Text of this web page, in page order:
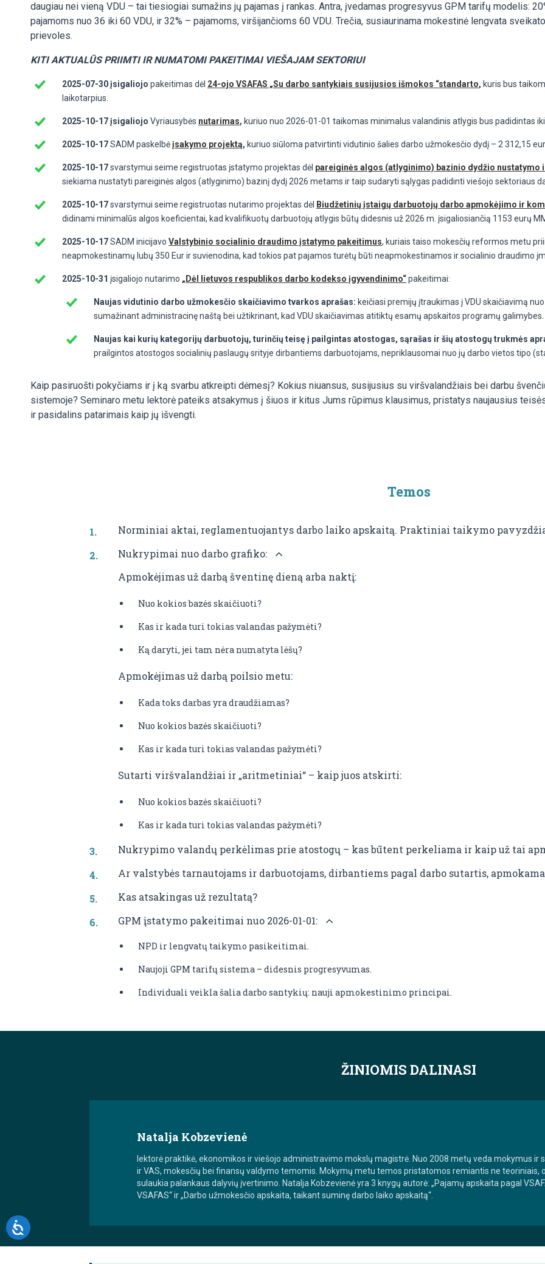
daugiau nei vieną VDU – tai tiesiogiai sumažins jų pajamas į rankas. Antra, įvedamas progresyvus GPM tarifų modelis:
pajamoms nuo 36 iki 60 VDU, ir 32% – pajamoms, viršijančioms 60 VDU. Trečia, susiaurinama mokestinė lengvata
prievoles.
KITI AKTUALŪS PRIIMTI IR NUMATOMI PAKEITIMAI VIEŠAJAM SEKTORIUI
2025-07-30 įsigaliojo pakeitimas dėl 24-ojo VSAFAS „Su darbo santykiais susijusios išmokos “standarto, kuris bus
laikotarpius.
2025-10-17įsigaliojo Vyriausybės nutarimas, kuriuo nuo 2026-01-01 taikomas minimalus valandinis atlygis bus padidintas
2025-10-17SADM paskelbėįsakymo projektą, kuriuo siūloma patvirtinti vidutinio šalies darbo užmokesčio dydį – 2 312,15
2025-10-17svarstymui seime registruotas įstatymo projektas dėl pareiginės algos (atlyginimo) bazinio dydžio
siekiama nustatyti pareiginės algos (atlyginimo) bazinį dydį 2026 metams ir taip sudaryti sąlygas padidinti viešojo sektoriaus
2025-10-17svarstymui seime registruotas nutarimo projektas dėl Biudžetinių įstaigų darbuotojų darbo apmokėjimo ir
didinami minimalūs algos koeficientai, kad kvalifikuotų darbuotojų atlygis būtų didesnis už 2026 m. įsigaliosiančią 1153 eurų
2025-10-17SADM inicijavo Valstybinio socialinio draudimo įstatymo pakeitimus, kuriais taiso mokesčių reformos metu
neapmokestinamų lubų 350 Eur ir suvienodina, kad tokios pat pajamos turėtų būti neapmokestinamos ir socialinio draudimo
2025-10-31 įsigaliojo nutarimo „Dėl lietuvos respublikos darbo kodekso įgyvendinimo“pakeitimai:
Naujas vidutinio darbo užmokesčio skaičiavimo tvarkos aprašas: keičiasi premijų įtraukimas į VDU skaičiavimą
sumažinant administracinę naštą bei užtikrinant, kad VDU skaičiavimas atitiktų esamų apskaitos programų galimybes.
Naujas kai kurių kategorijų darbuotojų, turinčių teisę į pailgintas atostogas, sąrašas ir šių atostogų trukmės
prailgintos atostogos socialinių paslaugų srityje dirbantiems darbuotojams, nepriklausomai nuo jų darbo vietos tipo
Kaip pasiruošti pokyčiams ir į ką svarbu atkreipti dėmesį? Kokius niuansus, susijusius su viršvalandžiais bei darbu
sistemoje? Seminaro metu lektorė pateiks atsakymus į šiuos ir kitus Jums rūpimus klausimus, pristatys naujausius
ir pasidalins patarimais kaip jų išvengti.
Temos
Norminiai aktai, reglamentuojantys darbo laiko apskaitą. Praktiniai taikymo
Nukrypimai nuo darbo grafiko:
Apmokėjimas už darbą šventinę dieną arba naktį:
Nuo kokios bazės skaičiuoti?
Kas ir kada turi tokias valandas pažymėti?
Ką daryti, jei tam nėra numatyta lėšų?
Apmokėjimas už darbą poilsio metu:
Kada toks darbas yra draudžiamas?
Nuo kokios bazės skaičiuoti?
Kas ir kada turi tokias valandas pažymėti?
Sutarti viršvalandžiai ir „aritmetiniai“ – kaip juos atskirti:
Nuo kokios bazės skaičiuoti?
Kas ir kada turi tokias valandas pažymėti?
Nukrypimo valandų perkėlimas prie atostogų – kas būtent perkeliama ir kaip už tai
Ar valstybės tarnautojams ir darbuotojams, dirbantiems pagal darbo sutartis,
Kas atsakingas už rezultatą?
GPM įstatymo pakeitimai nuo 2026-01-01:
NPD ir lengvatų taikymo pasikeitimai.
Naujoji GPM tarifų sistema – didesnis progresyvumas.
Individuali veikla šalia darbo santykių: nauji apmokestinimo principai.
ŽINIOMIS DALINASI
Natalja Kobzevienė
lektorė praktikė, ekonomikos ir viešojo administravimo mokslų magistrė. Nuo 2008 metų veda mokymus ir
ir VAS, mokesčių bei finansų valdymo temomis. Mokymų metu temos pristatomos remiantis ne teoriniais,
sulaukia palankaus dalyvių įvertinimo. Natalja Kobzevienė yra 3 knygų autorė: „Pajamų apskaita pagal
VSAFAS“ ir „Darbo užmokesčio apskaita, taikant suminę darbo laiko apskaitą“.